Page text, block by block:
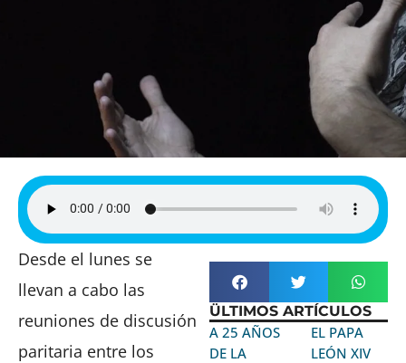
Desde el lunes se
llevan a cabo las
reuniones de discusión
paritaria entre los
ÜLTIMOS ARTÍCULOS
A 25 AÑOS
DE LA
EL PAPA
LEÓN XIV